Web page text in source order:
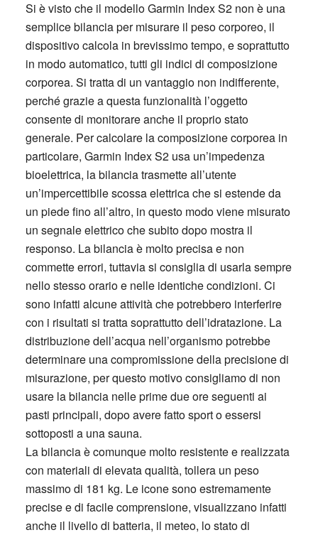
Si è visto che il modello Garmin Index S2 non è una
semplice bilancia per misurare il peso corporeo, il
dispositivo calcola in brevissimo tempo, e soprattutto
in modo automatico, tutti gli indici di composizione
corporea. Si tratta di un vantaggio non indifferente,
perché grazie a questa funzionalità l’oggetto
consente di monitorare anche il proprio stato
generale. Per calcolare la composizione corporea in
particolare, Garmin Index S2 usa un’impedenza
bioelettrica, la bilancia trasmette all’utente
un’impercettibile scossa elettrica che si estende da
un piede fino all’altro, in questo modo viene misurato
un segnale elettrico che subito dopo mostra il
responso. La bilancia è molto precisa e non
commette errori, tuttavia si consiglia di usarla sempre
nello stesso orario e nelle identiche condizioni. Ci
sono infatti alcune attività che potrebbero interferire
con i risultati si tratta soprattutto dell’idratazione. La
distribuzione dell’acqua nell’organismo potrebbe
determinare una compromissione della precisione di
misurazione, per questo motivo consigliamo di non
usare la bilancia nelle prime due ore seguenti ai
pasti principali, dopo avere fatto sport o essersi
sottoposti a una sauna.
La bilancia è comunque molto resistente e realizzata
con materiali di elevata qualità, tollera un peso
massimo di 181 kg. Le icone sono estremamente
precise e di facile comprensione, visualizzano infatti
anche il livello di batteria, il meteo, lo stato di